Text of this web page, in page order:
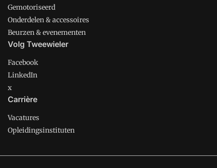
Gemotoriseerd
Onderdelen & accessoires
Beurzen & evenementen
Volg Tweewieler
Facebook
LinkedIn
x
Carrière
Vacatures
Opleidingsinstituten